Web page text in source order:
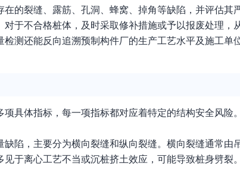
的裂缝、露筋、孔洞、蜂窝、掉角等缺陷，并评估其
于不合格桩体，及时采取修补措施或予以报废处理，
测还能反向追溯预制构件厂的生产工艺水平及施工单
具体指标，每一项指标都对应着特定的结构安全风险
陷，主要分为横向裂缝和纵向裂缝。横向裂缝通常由
于离心工艺不当或沉桩挤土效应，可能导致桩身劈裂